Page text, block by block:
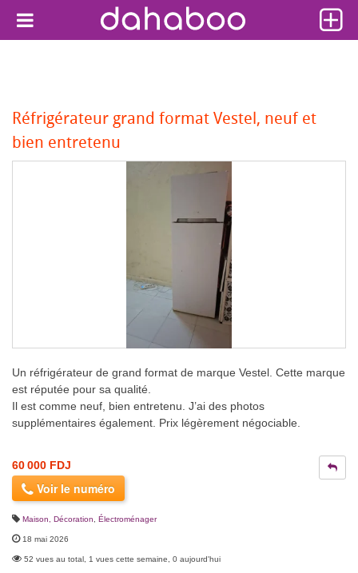
Réfrigérateur grand format Vestel, neuf et
bien entretenu
Un réfrigérateur de grand format de marque Vestel. Cette marque
est réputée pour sa qualité.
Il est comme neuf, bien entretenu. J’ai des photos
supplémentaires également. Prix légèrement négociable.
60 000 FDJ
Voir le numéro
Maison, Décoration Électroménager
18 mai 2026
52 vues au total, 1 vues cette semaine, 0 aujourd'hui